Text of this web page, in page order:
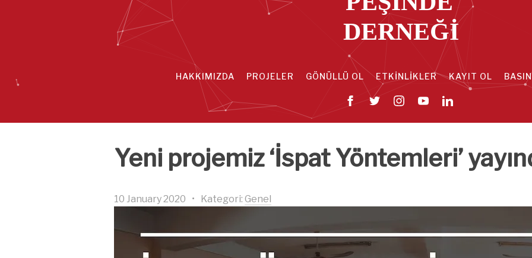
HAKKIMIZDA PROJELER GÖNÜLLÜ OL ETKİNLİKLER KAYIT OL
Yeni projemiz ‘İspat Yöntemleri’
10 January 2020 • Kategori: Genel